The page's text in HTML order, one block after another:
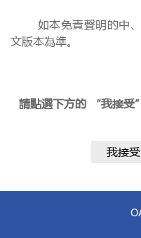
如本免責聲明的中、
文版本為準。
請點選下方的 “我接受
我接受